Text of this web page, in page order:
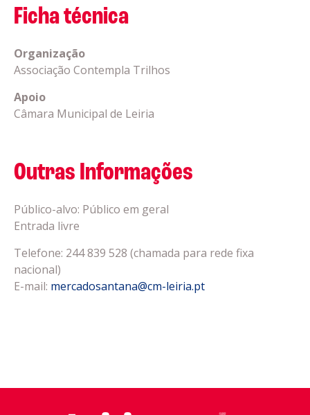
Ficha técnica
Organização
Associação Contempla Trilhos
Apoio
Câmara Municipal de Leiria
Outras Informações
Público-alvo: Público em geral
Entrada livre
Telefone: 244 839 528 (chamada para rede fixa
nacional)
E-mail: mercadosantana@cm-leiria.pt